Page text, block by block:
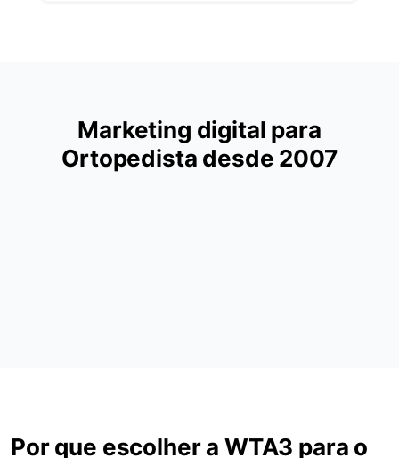
Marketing digital para
Ortopedista desde 2007
Por que escolher a WTA3 para o